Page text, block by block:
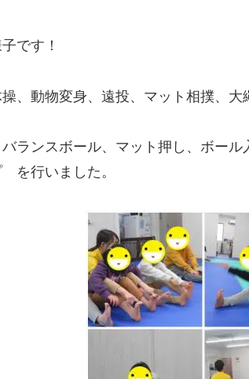
です！
、動物変身、遠投、マット相撲、大
ランスボール、マット押し、ボー
を行いました。